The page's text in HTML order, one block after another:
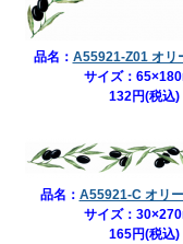
品名： A55921-Z01 オリ
サイズ：
132円(税込)
品名： A55921-C オリ
サイズ：
165円(税込)